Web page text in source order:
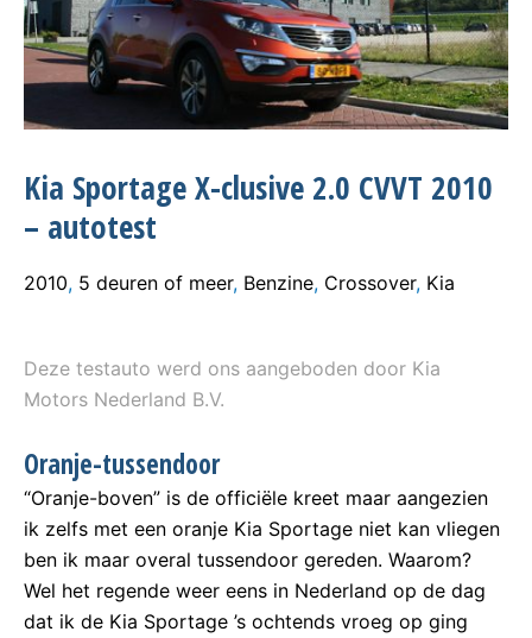
Kia Sportage X-clusive 2.0 CVVT 2010
– autotest
2010, 5 deuren of meer, Benzine, Crossover, Kia
Deze testauto werd ons aangeboden door Kia
Motors Nederland B.V.
Oranje-tussendoor
“Oranje-boven” is de officiële kreet maar aangezien
ik zelfs met een oranje Kia Sportage niet kan vliegen
ben ik maar overal tussendoor gereden. Waarom?
Wel het regende weer eens in Nederland op de dag
dat ik de Kia Sportage ’s ochtends vroeg op ging